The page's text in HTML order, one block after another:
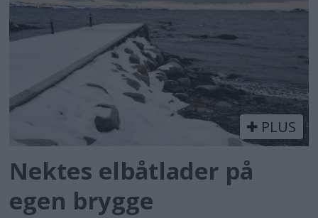
PLUS
Nektes elbåtlader på
egen brygge